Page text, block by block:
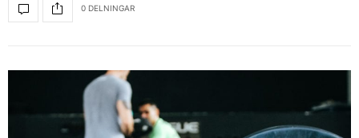
0 DELNINGAR